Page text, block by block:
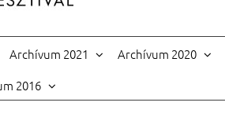
Archívum 2021 Archívum 2020
2016